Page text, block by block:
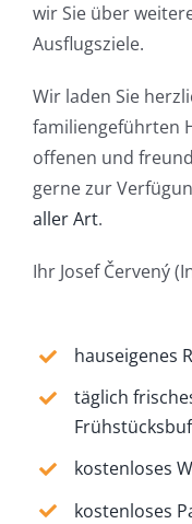
wir Sie über
Ausflugsziele.
Wir laden Sie
familiengeführten
offenen und
gerne zur
aller Art.
Ihr Josef Červený
hauseigenes
täglich
kostenloses
kostenloses